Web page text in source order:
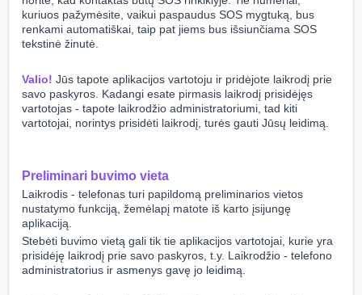
kuriuos pažymėsite, vaikui paspaudus SOS mygtuką, bus
renkami automatiškai, taip pat jiems bus išsiunčiama SOS
tekstinė žinutė.
Valio! Jūs tapote aplikacijos vartotoju ir pridėjote laikrodį prie
savo paskyros. Kadangi esate pirmasis laikrodį prisidėjęs
vartotojas - tapote laikrodžio administratoriumi, tad kiti
vartotojai, norintys prisidėti laikrodį, turės gauti Jūsų leidimą.
Preliminari buvimo vieta
Laikrodis - telefonas turi papildomą preliminarios vietos
nustatymo funkciją, žemėlapį matote iš karto įsijungę
aplikaciją.
Stebėti buvimo vietą gali tik tie aplikacijos vartotojai, kurie yra
prisidėję laikrodį prie savo paskyros, t.y. Laikrodžio - telefono
administratorius ir asmenys gavę jo leidimą.